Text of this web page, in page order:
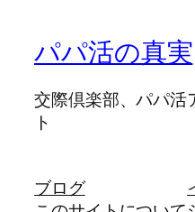
パパ活の真実
交際倶楽部、パパ活
ト
ブログ